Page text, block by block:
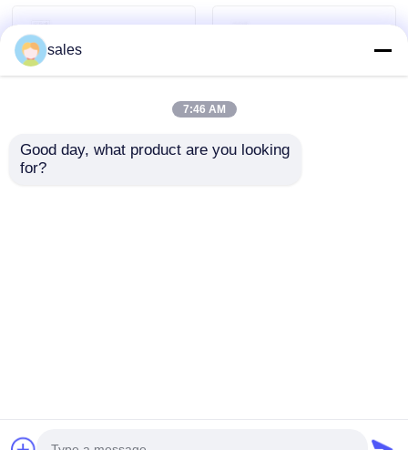
Идеально подходит
для электрического
и механического
использования
sales
7:46 AM
Good day, what product are you looking
for?